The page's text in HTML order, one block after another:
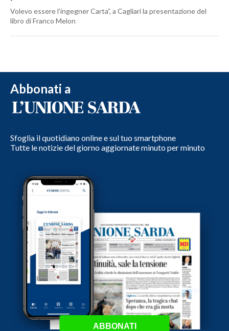
Volevo essere l’ingegner Carta”, a Cagliari la presentazione del
libro di Franco Melon
Abbonati a
Sfoglia il quotidiano online e sul tuo smartphone
Tutte le notizie del giorno aggiornate minuto per minuto
ABBONATI